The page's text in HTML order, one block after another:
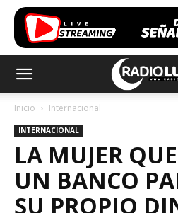
Inicio Internacional
INTERNACIONAL
LA MUJER
UN BANCO
SU PROPIO